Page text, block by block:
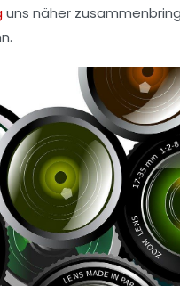
uns näher